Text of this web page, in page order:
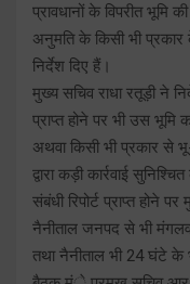
प्रावधानों के विपरीत भूमि
अनुमति के किसी भी
निर्देश दिए हैं।
मुख्य सचिव राधा रतूड़ी ने
प्राप्त होने पर भी उस
अथवा किसी भी प्रकार से
द्वारा कड़ी कार्रवाई
संबंधी रिपोर्ट प्राप्त होने
नैनीताल जनपद से भी
तथा नैनीताल भी 24 घंटे के